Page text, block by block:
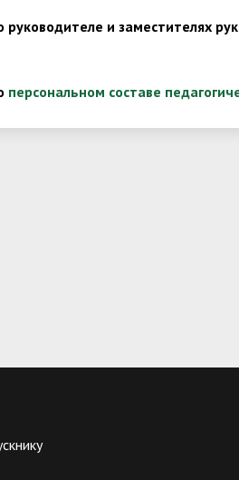
и заместителях
персональном составе